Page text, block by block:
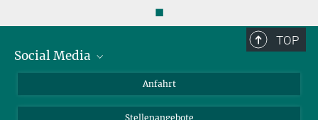
◼
TOP
Social Media
LinkedIn
Anfahrt
Stellenangebote